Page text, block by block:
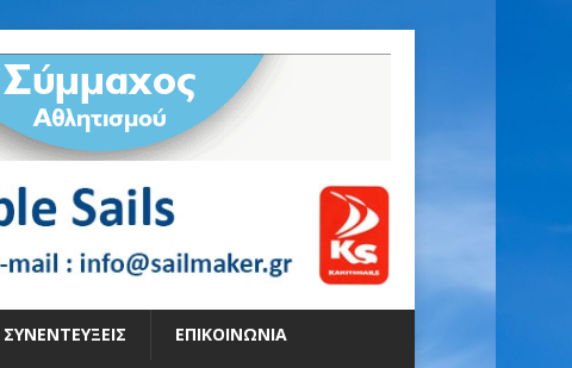
ΣΥΝΕΝΤΕΎΞΕΙΣ ΕΠΙΚΟΙΝΩΝΊΑ